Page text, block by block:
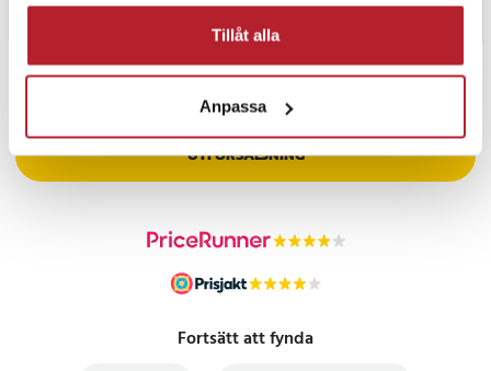
Tillåt alla
Anpassa
UTFÖRSÄLJNING
Fortsätt att fynda